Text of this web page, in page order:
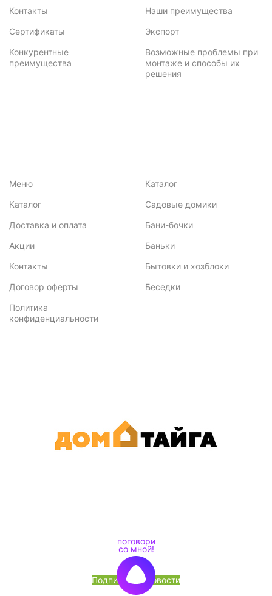
Контакты
Сертификаты
Конкурентные
преимущества
Наши преимущества
Экспорт
Возможные проблемы при
монтаже и способы их
решения
Меню
Каталог
Доставка и оплата
Акции
Контакты
Договор оферты
Политика
конфиденциальности
Каталог
Садовые домики
Бани-бочки
Баньки
Бытовки и хозблоки
Беседки
Подписка на новости